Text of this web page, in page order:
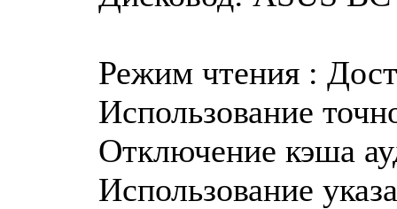
Режим чтения :
Использование
Отключение кэша
Использование